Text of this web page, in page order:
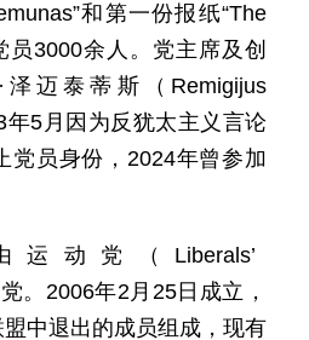
和第一份报纸“The
员3000余人。党主席及创
迈泰蒂斯（Remigijus
年5月因为反犹太主义言论
党员身份，2024年曾参加
动党（Liberals’
。2006年2月25日成立，
中退出的成员组成，现有